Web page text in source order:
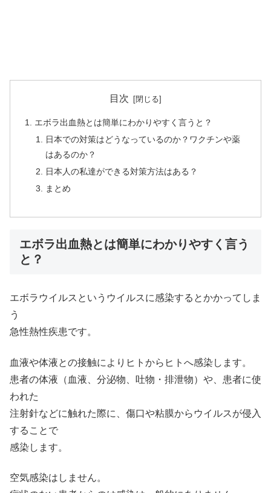
目次
エボラ出血熱とは簡単にわかりやすく言うと？
日本での対策はどうなっているのか？ワクチンや薬
はあるのか？
日本人の私達ができる対策方法はある？
まとめ
エボラ出血熱とは簡単にわかりやすく言う
と？
エボラウイルスというウイルスに感染するとかかってしま
う
急性熱性疾患です。
血液や体液との接触によりヒトからヒトへ感染します。
患者の体液（血液、分泌物、吐物・排泄物）や、患者に使
われた
注射針などに触れた際に、傷口や粘膜からウイルスが侵入
することで
感染します。
空気感染はしません。